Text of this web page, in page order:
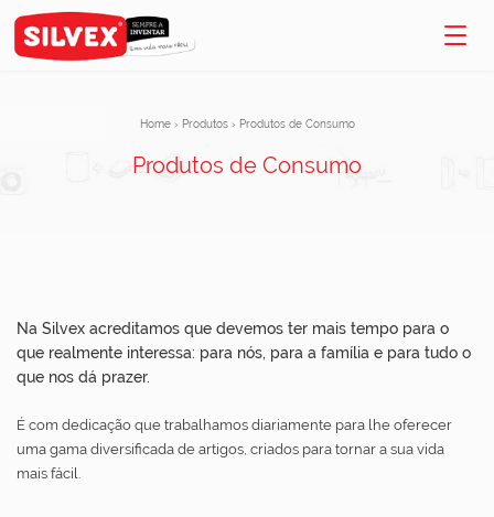
Home › Produtos › Produtos de Consumo
Produtos de Consumo
Na Silvex acreditamos que devemos ter mais tempo para o
que realmente interessa: para nós, para a família e para tudo o
que nos dá prazer.
É com dedicação que trabalhamos diariamente para lhe oferecer
uma gama diversificada de artigos, criados para tornar a sua vida
mais fácil.